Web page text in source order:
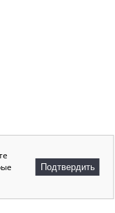
Подтвердить